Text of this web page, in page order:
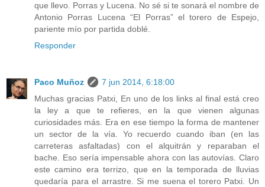
que llevo. Porras y Lucena. No sé si te sonará el nombre de
Antonio Porras Lucena “El Porras” el torero de Espejo,
pariente mío por partida doblé.
Responder
Paco Muñoz
7 jun 2014, 6:18:00
Muchas gracias Patxi, En uno de los links al final está creo
la ley a que te refieres, en la que vienen algunas
curiosidades más. Era en ese tiempo la forma de mantener
un sector de la vía. Yo recuerdo cuando iban (en las
carreteras asfaltadas) con el alquitrán y reparaban el
bache. Eso sería impensable ahora con las autovías. Claro
este camino era terrizo, que en la temporada de lluvias
quedaría para el arrastre. Si me suena el torero Patxi. Un